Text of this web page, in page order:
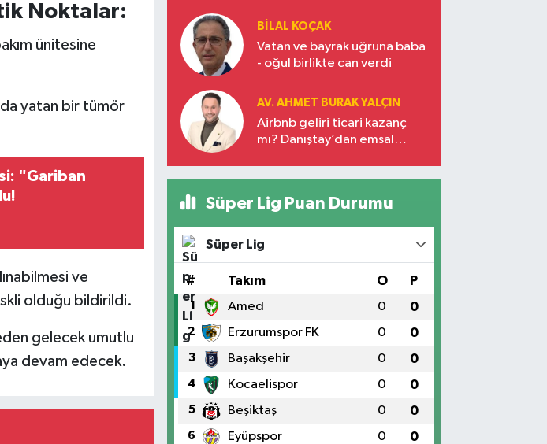
Noktalar:
ünitesine
yatan bir tümör
"Gariban
ve
olduğu bildirildi.
gelecek umutlu
devam edecek.
BILAL KOÇAK
Vatan ve bayrak uğruna baba
- oğul birlikte can verdi
AV. AHMET BURAK YALÇIN
Airbnb geliri ticari kazanç
mı? Danıştay’dan emsal
Süper Lig Puan Durumu
Süper Lig
# Takım O P
1 Amed 0 0
2 Erzurumspor FK 0 0
3 Başakşehir 0 0
4 Kocaelispor 0 0
5 Beşiktaş 0 0
6 Eyüpspor 0 0